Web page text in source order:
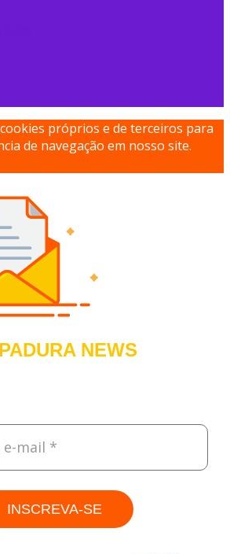
cookies próprios e de terceiros para
de navegação em nosso site.
NEWS
INSCREVA-SE